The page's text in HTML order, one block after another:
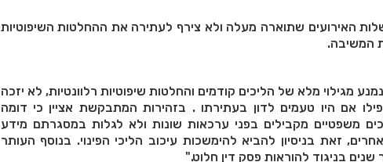
האירועים שתוארה מעלה ולא צירף לעתירה את ההחלטות השיפוטיות
המשיבה.
מגילוי מלא של הליכים קודמים והחלטות שיפוטיות רלוונטיות, לא יזכה
אם היו טעמים לדון בעתירתו . בזהירות המתבקשת אציין כי דומה
משפטיים מקבילים בפני ערכאות שונות ולא לגלות במסגרתם מידע
זאת בניסיון להביא להימשכות עיכוב הליכי הפינוי. בנוסף העותר
בניגוד להוראות פסק דין חלוט."